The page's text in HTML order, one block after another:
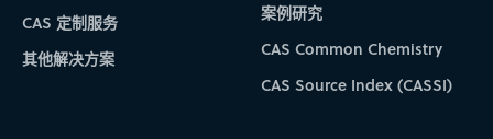
CAS 定制服务
其他解决方案
案例研究
CAS Common Chemistry
CAS Source Index (CASSI)